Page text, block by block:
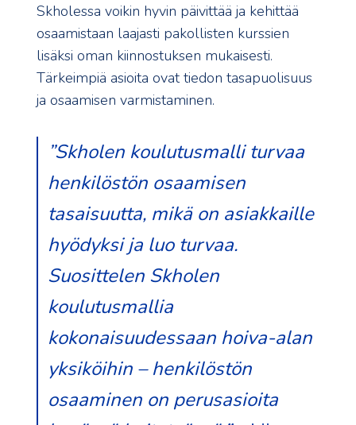
Skholessa voikin hyvin päivittää ja kehittää
osaamistaan laajasti pakollisten kurssien
lisäksi oman kiinnostuksen mukaisesti.
Tärkeimpiä asioita ovat tiedon tasapuolisuus
ja osaamisen varmistaminen.
”Skholen koulutusmalli turvaa
henkilöstön osaamisen
tasaisuutta, mikä on asiakkaille
hyödyksi ja luo turvaa.
Suosittelen Skholen
koulutusmallia
kokonaisuudessaan hoiva-alan
yksiköihin – henkilöstön
osaaminen on perusasioita